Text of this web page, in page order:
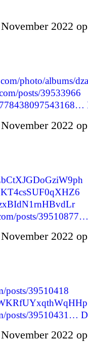
2022
photo/albums/
posts/39533966
2022
posts/39510877…
2022
posts/39510418
posts/39510431…
2022